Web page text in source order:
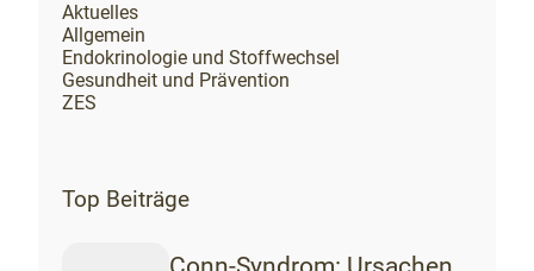
Aktuelles
Allgemein
Endokrinologie und Stoffwechsel
Gesundheit und Prävention
ZES
Top Beiträge